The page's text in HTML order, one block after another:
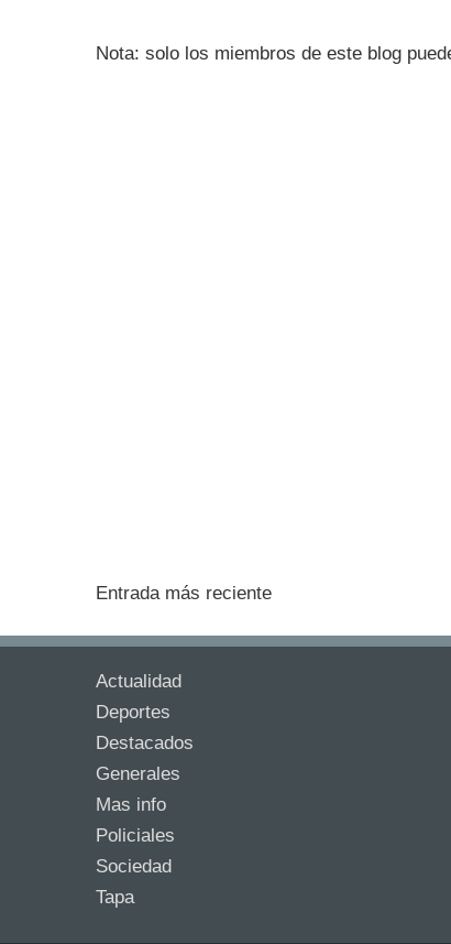
Nota: solo los miembros de este blog
Entrada más reciente
Actualidad
Deportes
Destacados
Generales
Mas info
Policiales
Sociedad
Tapa